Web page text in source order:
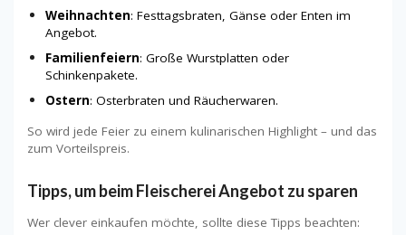
Weihnachten: Festtagsbraten, Gänse oder Enten im
Angebot.
Familienfeiern: Große Wurstplatten oder
Schinkenpakete.
Ostern: Osterbraten und Räucherwaren.
So wird jede Feier zu einem kulinarischen Highlight – und das
zum Vorteilspreis.
Tipps, um beim Fleischerei Angebot zu sparen
Wer clever einkaufen möchte, sollte diese Tipps beachten: